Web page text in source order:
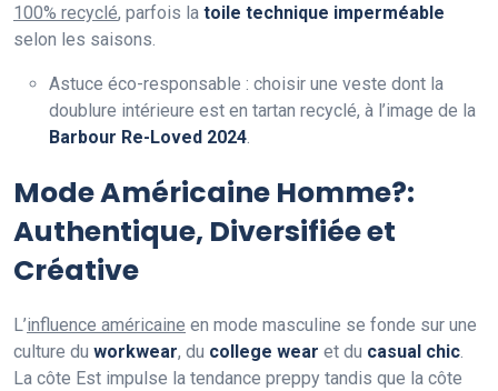
100% recyclé, parfois la toile technique imperméable
selon les saisons.
Astuce éco-responsable : choisir une veste dont la
doublure intérieure est en tartan recyclé, à l’image de la
Barbour Re-Loved 2024.
Mode Américaine Homme?:
Authentique, Diversifiée et
Créative
L’influence américaine en mode masculine se fonde sur une
culture du workwear, du college wear et du casual chic.
La côte Est impulse la tendance preppy tandis que la côte